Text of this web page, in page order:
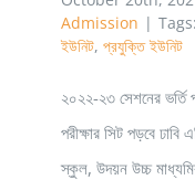
Admission | Tags:
ইউনিট, প্রযুক্তি ইউনিট
২০২২-২৩ সেশনের ভর্তি
পরীক্ষার সিট পড়বে
স্কুল, উদয়ন উচ্চ